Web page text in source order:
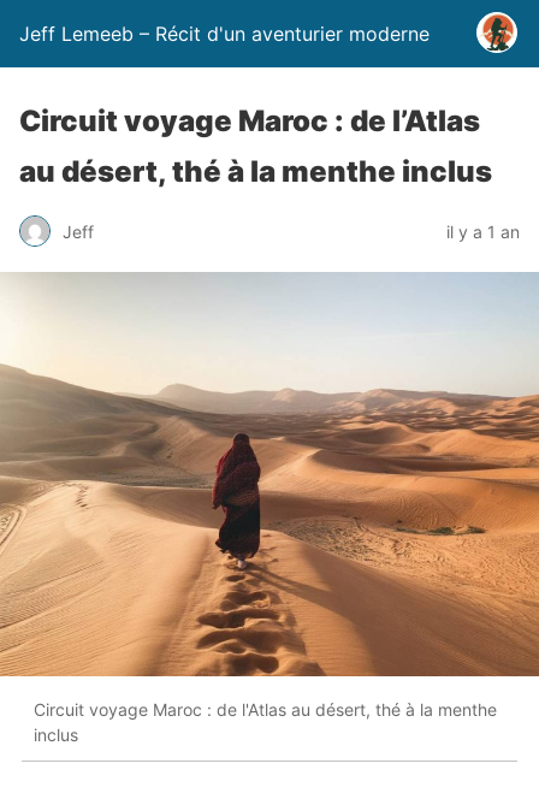
Jeff Lemeeb – Récit d'un aventurier moderne
Circuit voyage Maroc : de l’Atlas
au désert, thé à la menthe inclus
Jeff il y a 1 an
Circuit voyage Maroc : de l'Atlas au désert, thé à la menthe
inclus